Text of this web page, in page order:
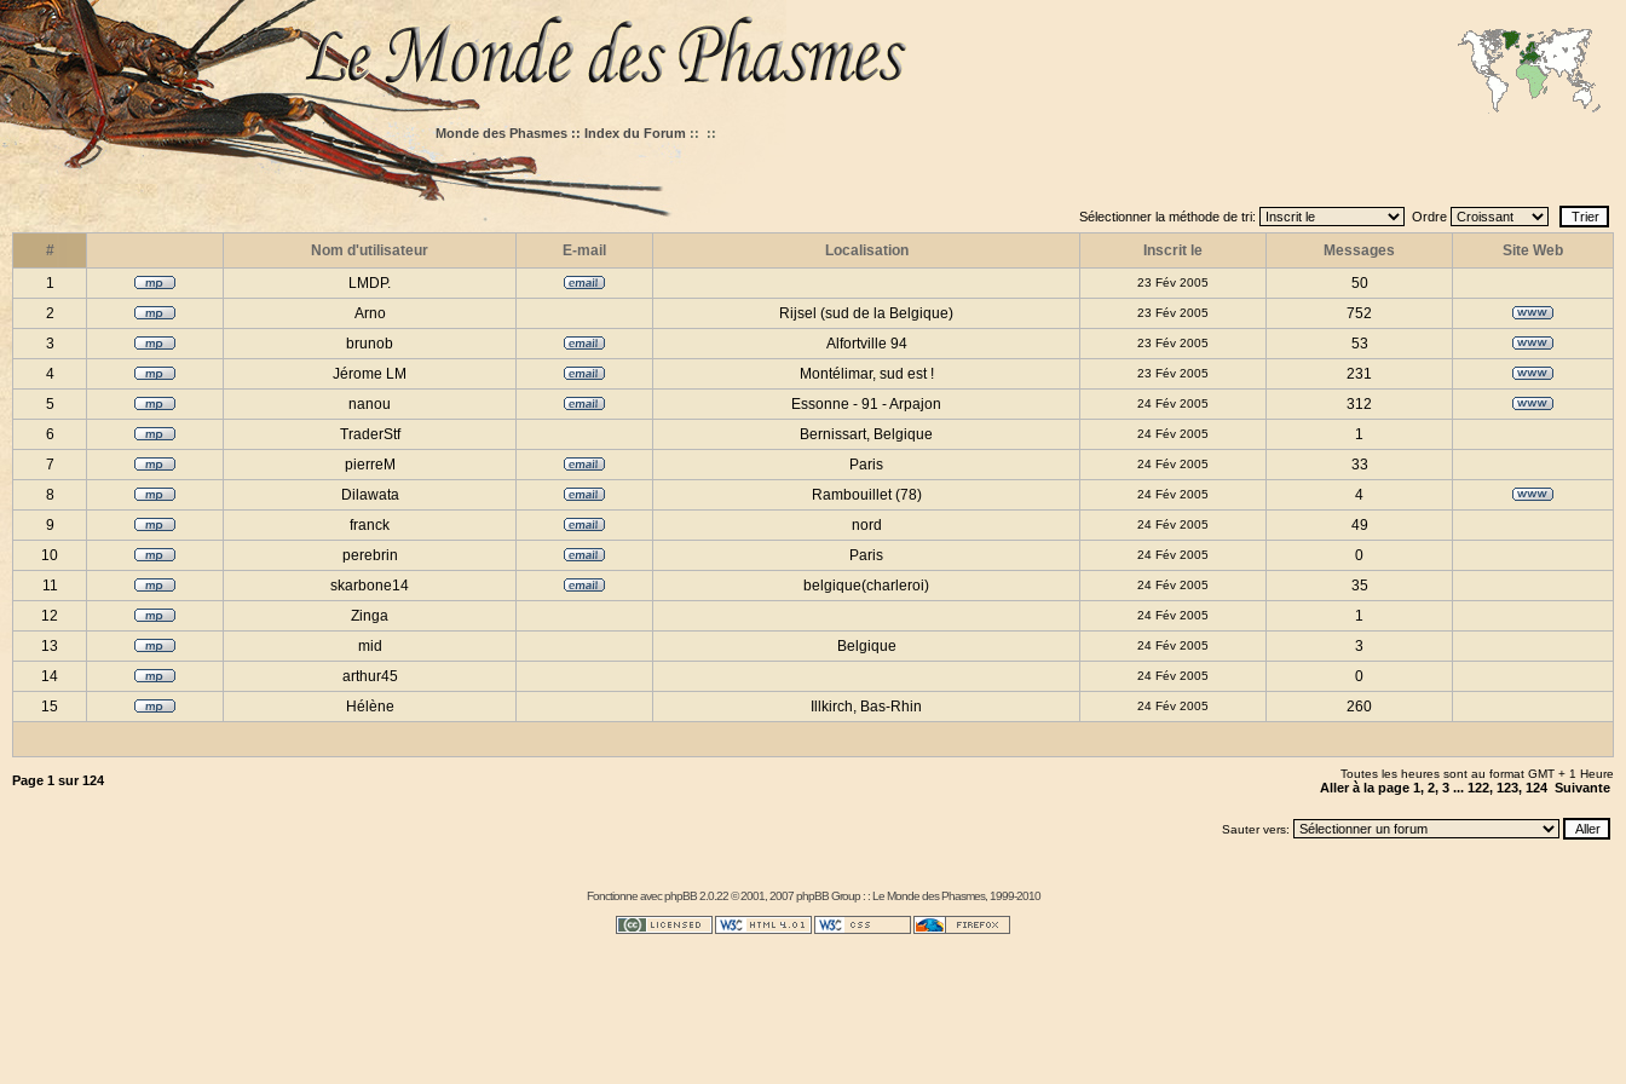
Monde des Phasmes :: Index du Forum :: ::
Sélectionner la méthode de tri: Ordre
# Nom d'utilisateur E-mail Localisation Inscrit le Messages
Site Web
1
LMDP. 23 Fév 2005
50
2
Arno Rijsel (sud de la Belgique) 23 Fév 2005
752
3
brunob Alfortville 94 23 Fév 2005
53
4
Jérome LM Montélimar, sud est ! 23 Fév 2005
231
5
nanou Essonne - 91 - Arpajon 24 Fév 2005
312
6
TraderStf Bernissart, Belgique 24 Fév 2005
1
7
pierreM Paris 24 Fév 2005
33
8
Dilawata Rambouillet (78) 24 Fév 2005
4
9
franck nord 24 Fév 2005
49
10
perebrin Paris 24 Fév 2005
0
11
skarbone14 belgique(charleroi) 24 Fév 2005
35
12
Zinga 24 Fév 2005
1
13
mid Belgique 24 Fév 2005
3
14
arthur45 24 Fév 2005
0
15
Hélène Illkirch, Bas-Rhin 24 Fév 2005 260
Page 1 sur124 Toutes les heures sont au format GMT + 1 Heure
Aller à la page 1, 2, 3 ... 122, 123, 124 Suivante
Sauter vers:
Fonctionne avecphpBB2.0.22 © 2001, 2007 phpBB Group : :Le Monde des Phasmes, 1999-2010